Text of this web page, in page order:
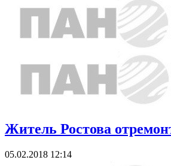
Житель Ростова
05.02.2018 12:14